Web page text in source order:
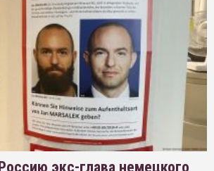
экс-глава немецкого